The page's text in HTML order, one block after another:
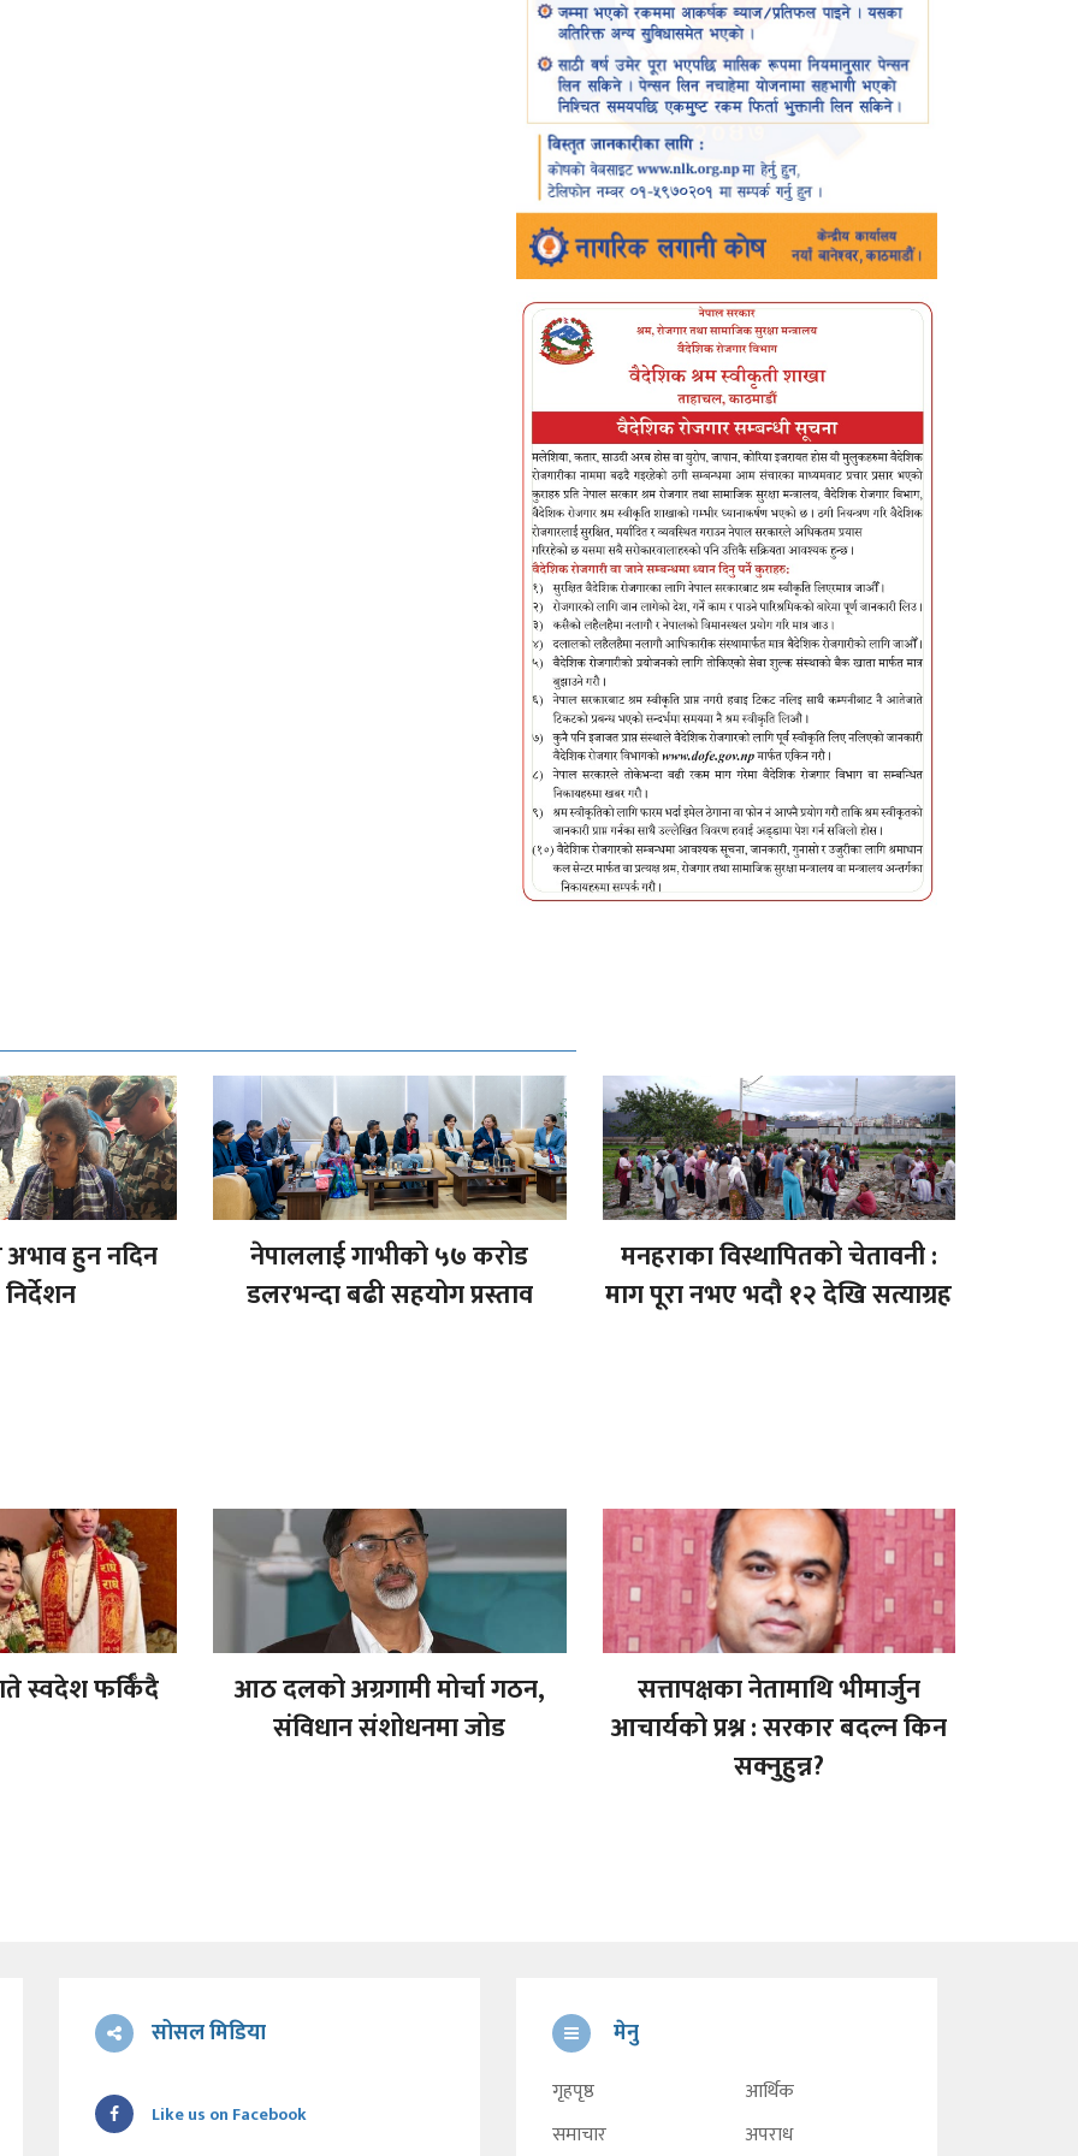
अभाव हुन नदिन
नेपाललाई गाभीको ५७ करोड
डलरभन्दा बढी सहयोग प्रस्ताव
मनहराका विस्थापितको चेतावनी :
माग पूरा नभए भदौ १२ देखि सत्याग्रह
स्वदेश फर्किँदै
आठ दलको अग्रगामी मोर्चा गठन,
संविधान संशोधनमा जोड
सत्तापक्षका नेतामाथि भीमार्जुन
आचार्यको प्रश्न : सरकार बदल्न किन
सक्नुहुन्न?
सोसल मिडिया
Like us on Facebook
मेनु
गृहपृष्ठ
समाचार
आर्थिक
अपराध